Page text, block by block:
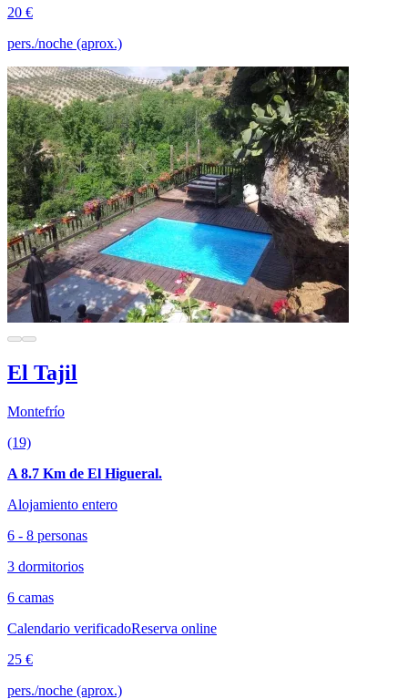
20 €
pers./noche (aprox.)
El Tajil
Montefrío
(19)
A 8.7 Km de El Higueral.
Alojamiento entero
6 - 8 personas
3 dormitorios
6 camas
Calendario verificadoReserva online
25 €
pers./noche (aprox.)